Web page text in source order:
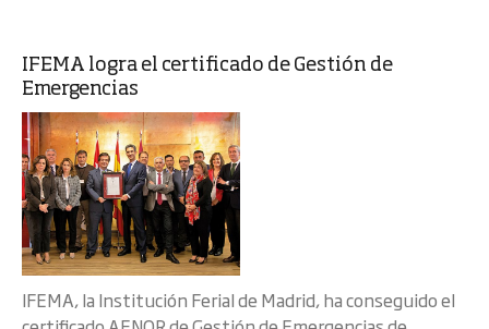
IFEMA logra el certificado de Gestión de
Emergencias
IFEMA, la Institución Ferial de Madrid, ha conseguido el